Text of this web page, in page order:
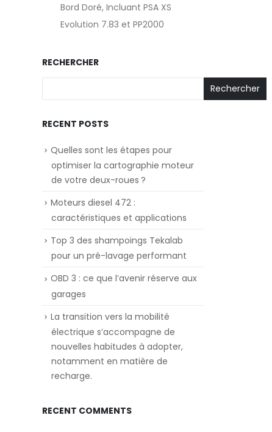
Bord Doré, Incluant PSA XS
Evolution 7.83 et PP2000
RECHERCHER
Rechercher
RECENT POSTS
Quelles sont les étapes pour
optimiser la cartographie moteur
de votre deux-roues ?
Moteurs diesel 472 :
caractéristiques et applications
Top 3 des shampoings Tekalab
pour un pré-lavage performant
OBD 3 : ce que l’avenir réserve aux
garages
La transition vers la mobilité
électrique s’accompagne de
nouvelles habitudes à adopter,
notamment en matière de
recharge.
RECENT COMMENTS